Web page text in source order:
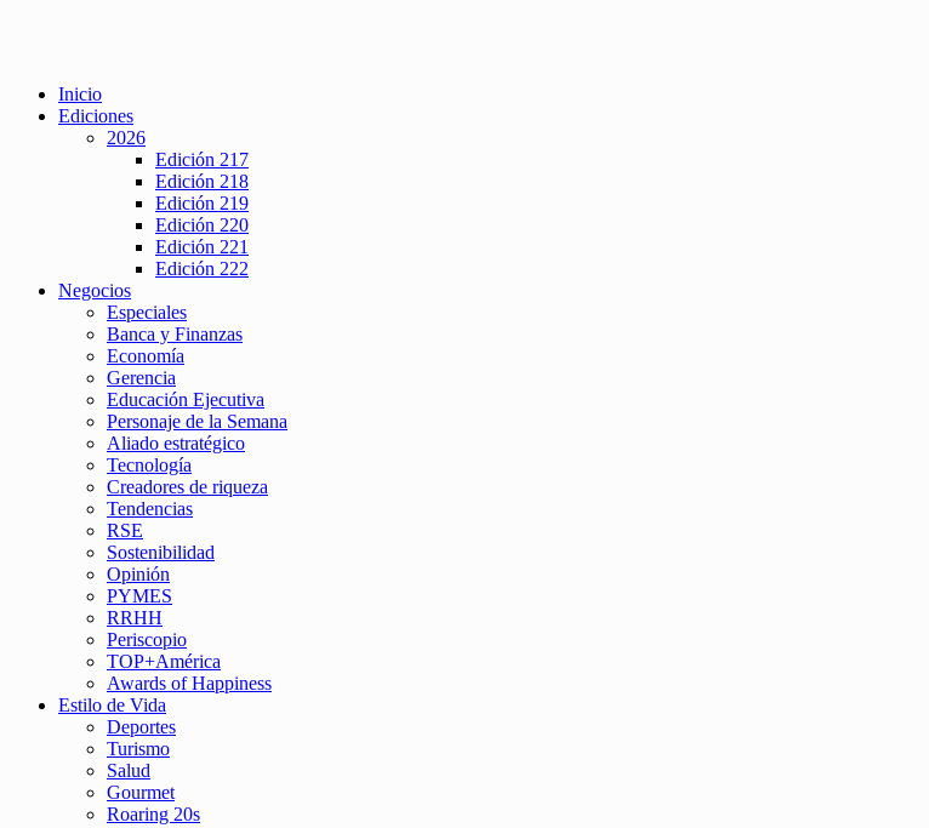
Inicio
Ediciones
2026
Edición 217
Edición 218
Edición 219
Edición 220
Edición 221
Edición 222
Negocios
Especiales
Banca y Finanzas
Economía
Gerencia
Educación Ejecutiva
Personaje de la Semana
Aliado estratégico
Tecnología
Creadores de riqueza
Tendencias
RSE
Sostenibilidad
Opinión
PYMES
RRHH
Periscopio
TOP+América
Awards of Happiness
Estilo de Vida
Deportes
Turismo
Salud
Gourmet
Roaring 20s